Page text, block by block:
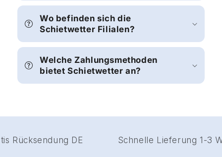
Wo befinden sich die
Schietwetter Filialen?
Welche Zahlungsmethoden
bietet Schietwetter an?
Schnelle Lieferung
Gratis Rücksendung DE